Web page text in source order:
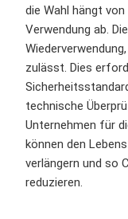
die Wahl hängt
Verwendung ab.
zulässt. Dies
technische
Unternehmen für
können den
verlängern und so
reduzieren.